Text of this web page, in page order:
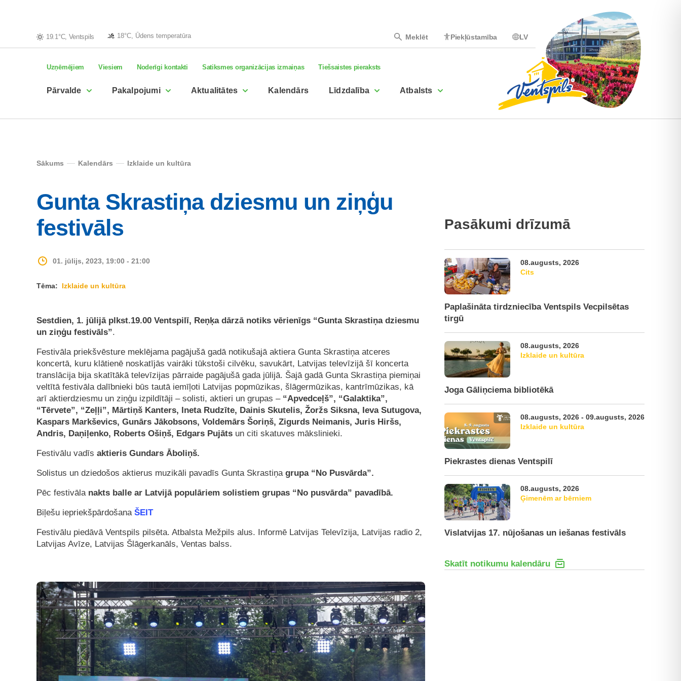
19.1°C, Ventspils 18°C, Ūdens temperatūra Meklēt Piekļūstamība LV
Uzņēmējiem Viesiem Noderīgi kontakti Satiksmes organizācijas izmaiņas Tiešsaistes pieraksts
Pārvalde Pakalpojumi Aktualitātes Kalendārs Līdzdalība Atbalsts
Sākums Kalendārs Izklaide un kultūra
Gunta Skrastiņa dziesmu un ziņģu
festivāls
01. jūlijs, 2023, 19:00 - 21:00
Tēma: Izklaide un kultūra
Sestdien, 1. jūlijā plkst.19.00 Ventspilī, Reņķa dārzā notiks vērienīgs “Gunta Skrastiņa dziesmu
un ziņģu festivāls”.
Festivāla priekšvēsture meklējama pagājušā gadā notikušajā aktiera Gunta Skrastiņa atceres
koncertā, kuru klātienē noskatījās vairāki tūkstoši cilvēku, savukārt, Latvijas televīzijā šī koncerta
translācija bija skatītākā televīzijas pārraide pagājušā gada jūlijā. Šajā gadā Gunta Skrastiņa piemiņai
veltītā festivāla dalībnieki būs tautā iemīļoti Latvijas popmūzikas, šlāgermūzikas, kantrīmūzikas, kā
arī aktierdziesmu un ziņģu izpildītāji – solisti, aktieri un grupas – “Apvedceļš”, “Galaktika”,
“Tērvete”, “Zeļļi”, Mārtiņš Kanters, Ineta Rudzīte, Dainis Skutelis, Žoržs Siksna, Ieva Sutugova,
Kaspars Markševics, Gunārs Jākobsons, Voldemārs Šoriņš, Zigurds Neimanis, Juris Hiršs,
Andris, Daņiļenko, Roberts Ošiņš, Edgars Pujāts un citi skatuves mākslinieki.
Festivālu vadīs aktieris Gundars Āboliņš.
Solistus un dziedošos aktierus muzikāli pavadīs Gunta Skrastiņa grupa “No Pusvārda”.
Pēc festivālanakts balle ar Latvijā populāriem solistiem grupas “No pusvārda” pavadībā.
Biļešu iepriekšpārdošana ŠEIT
Festivālu piedāvā Ventspils pilsēta. Atbalsta Mežpils alus. Informē Latvijas Televīzija, Latvijas radio 2,
Latvijas Avīze, Latvijas Šlāgerkanāls, Ventas balss.
Pasākumi drīzumā
08.augusts, 2026
Cits
Paplašināta tirdzniecība Ventspils Vecpilsētas
tirgū
08.augusts, 2026
Izklaide un kultūra
Joga Gāliņciema bibliotēkā
08.augusts, 2026 - 09.augusts, 2026
Izklaide un kultūra
Piekrastes dienas Ventspilī
08.augusts, 2026
Ģimenēm ar bērniem
Vislatvijas 17. nūjošanas un iešanas festivāls
Skatīt notikumu kalendāru